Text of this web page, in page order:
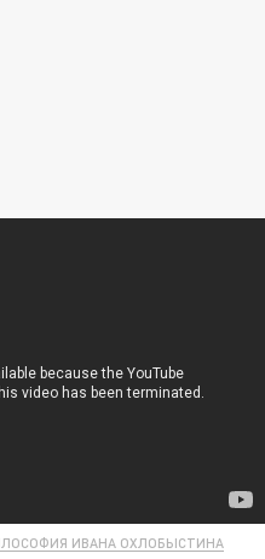
ИВАНА ОХЛОБЫСТИНА